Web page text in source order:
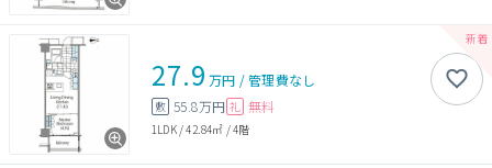
27.9 万円 /管理費なし
敷 55.8万円 礼 無料
1LDK/42.84㎡ /4階